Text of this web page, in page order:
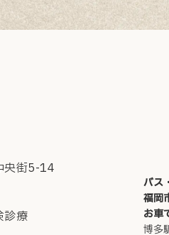
央街5-14
療
バス
福岡
お車
博多